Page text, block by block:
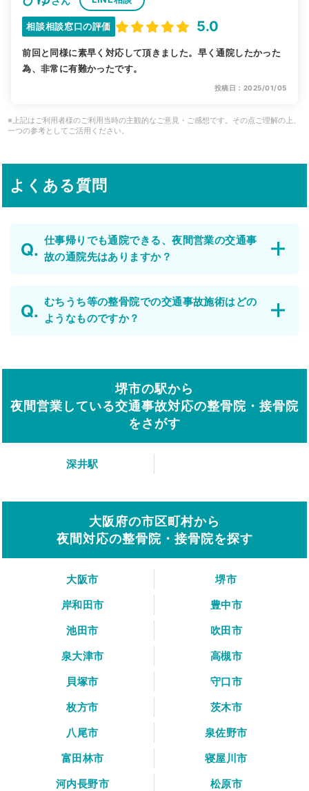
相談相談窓口の評価 5.0
前回と同様に素早く対応して頂きました。早く通院したかった
為、非常に有難かったです。
投稿日：2025/01/05
※上記はご利用者様のご利用当時の主観的なご意見・ご感想です。その点ご理解の上、
一つの参考としてご活用ください。
よくある質問
仕事帰りでも通院できる、夜間営業の交通事
故の通院先はありますか？
むちうち等の整骨院での交通事故施術はどの
ようなものですか？
堺市の駅から
夜間営業している交通事故対応の整骨院・接骨院
をさがす
深井駅
大阪府の市区町村から
夜間対応の整骨院・接骨院を探す
大阪市
堺市
岸和田市
豊中市
池田市
吹田市
泉大津市
高槻市
貝塚市
守口市
枚方市
茨木市
八尾市
泉佐野市
富田林市
寝屋川市
河内長野市
松原市